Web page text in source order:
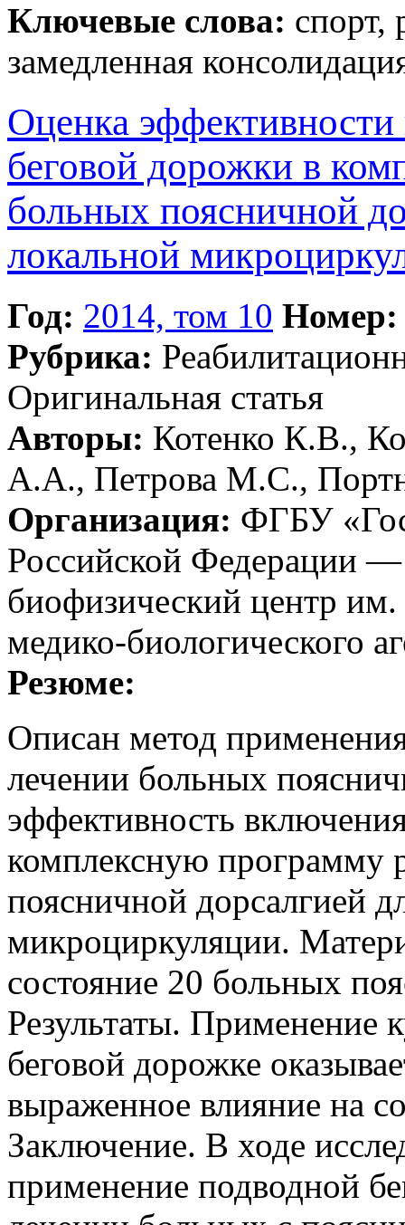
Ключевые слова: спорт,
замедленная
Оценка
беговой дорожки в
больных поясничной
локальной
Год: 2014, том 10 Номер:
Рубрика:
Оригинальная статья
Авторы: Котенко К.В.,
А.А., Петрова М.С.,
Организация: ФГБУ
Российской Федерации
биофизический центр
медико-биологического
Резюме:
Описан метод
лечении больных
эффективность
комплексную программу
поясничной дорсалгией
микроциркуляции.
состояние 20 больных
Результаты. Применение
беговой дорожке
выраженное влияние на
Заключение. В ходе
применение подводной